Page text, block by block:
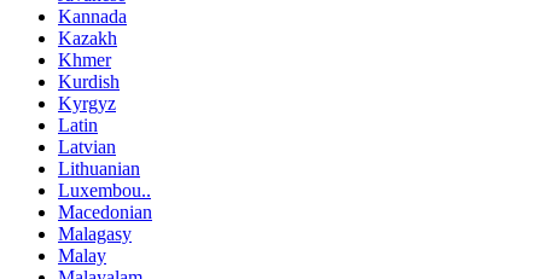
Kannada
Kazakh
Khmer
Kurdish
Kyrgyz
Latin
Latvian
Lithuanian
Luxembou..
Macedonian
Malagasy
Malay